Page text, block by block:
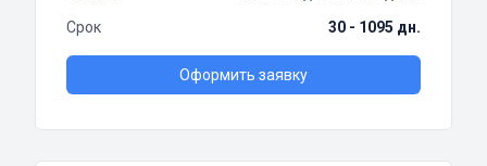
Срок
30 - 1095 дн.
Оформить заявку